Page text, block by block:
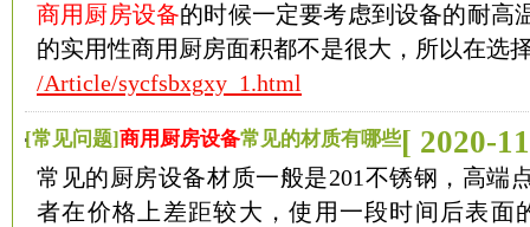
商用厨房设备的时候一定要考虑到设备的耐高
的实用性商用厨房面积都不是很大，所以在选
/Article/sycfsbxgxy_1.html
[常见问题]商用厨房设备常见的材质有哪些[ 2020-
常见的厨房设备材质一般是201不锈钢，高端
者在价格上差距较大，使用一段时间后表面